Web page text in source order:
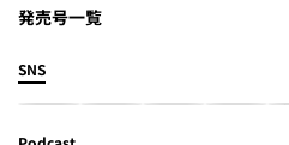
発売号一覧
SNS